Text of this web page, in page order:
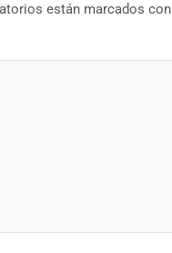
están marcados con